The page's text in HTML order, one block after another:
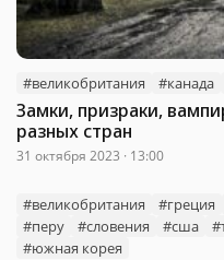
#великобритания #канада
Замки, призраки,
разных стран
31 октября 2023 · 13:00
#великобритания #греция
#перу
#словения #сша
#южная корея